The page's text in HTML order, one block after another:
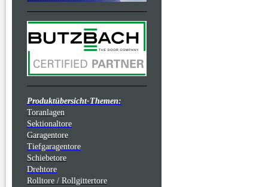
Produktübersicht-Themen:
Toranlagen
Sektionaltore
Garagentore
Tiefgaragentore
Schiebetore
Drehtore
Rolltore / Rollgittertore